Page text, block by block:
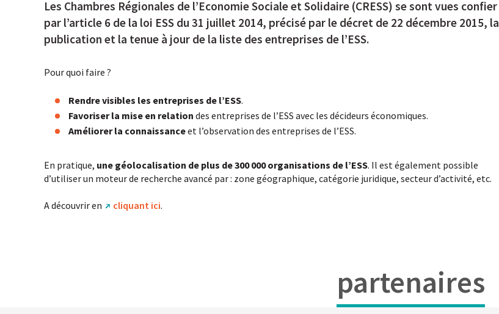
Les Chambres Régionales de l’Economie Sociale et Solidaire (CRESS) se sont vues confier
par l’article 6 de la loi ESS du 31 juillet 2014, précisé par le décret de 22 décembre 2015, la
publication et la tenue à jour de la liste des entreprises de l’ESS.
Pour quoi faire ?
Rendre visibles les entreprises de l’ESS.
Favoriser la mise en relation des entreprises de l’ESS avec les décideurs économiques.
Améliorer la connaissanceet l’observation des entreprises de l’ESS.
En pratique, une géolocalisation de plus de 300 000 organisations de l’ESS. Il est également possible
d’utiliser un moteur de recherche avancé par : zone géographique, catégorie juridique, secteur d’activité, etc.
A découvrir en cliquant ici.
partenaires